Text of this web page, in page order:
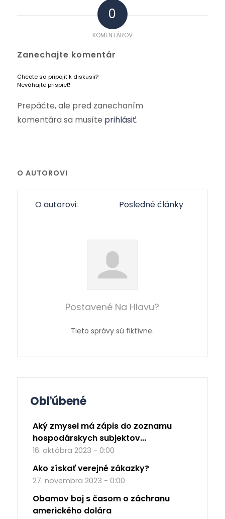
0
KOMENTÁROV
Zanechajte komentár
Chcete sa pripojiť k diskusii?
Neváhajte prispieť!
Prepáčte, ale pred zanechaním
komentára sa musíte prihlásiť.
O AUTOROVI
O autorovi: Posledné články
Postavené Na Hlavu?
Tieto správy sú fiktívne.
Obľúbené
Aký zmysel má zápis do zoznamu
hospodárskych subjektov...
16. októbra 2023 - 0:00
Ako získať verejné zákazky?
27. novembra 2023 - 0:00
Obamov boj s časom o záchranu
amerického dolára